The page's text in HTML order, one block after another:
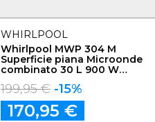
WHIRLPOOL
Whirlpool MWP 304 M
Superficie piana Microonde
combinato 30 L 900 W
199,95 € -15%
170,95 €